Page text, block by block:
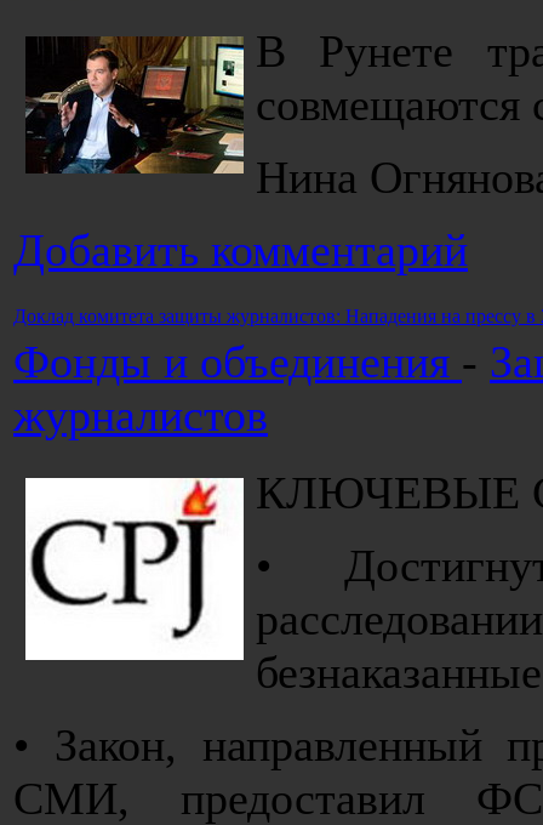
В Рунете
совмещаются
Нина
Добавить комментарий
Доклад комитета защиты журналистов: Нападения на прессу в
Фонды и объединения -
журналистов
КЛЮЧЕВЫЕ
•
• Закон, направленный
СМИ, предоставил